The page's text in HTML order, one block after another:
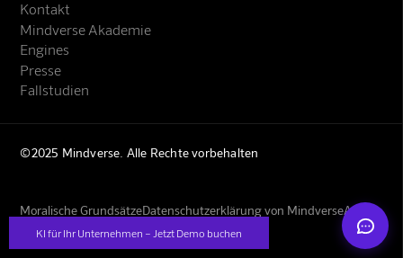
KI für Ihr Unternehmen – Jetzt Demo buchen
Online · KI-Assistent
Mindverse
Kontakt
Mindverse Akademie
Engines
Presse
Fallstudien
©2025 Mindverse. Alle Rechte vorbehalten
Moralische GrundsätzeDatenschutzerklärung von MindverseAGBs
Impressum